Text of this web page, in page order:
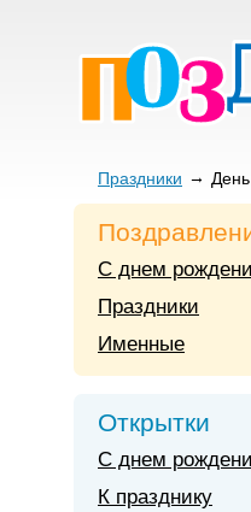
Праздники
С днем
Праздники
Именные
Открытки
С днем
К празднику